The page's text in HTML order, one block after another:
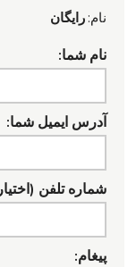
نام: رایگان
نام شما:
آدرس ایمیل شما:
شماره تلفن
پیغام: